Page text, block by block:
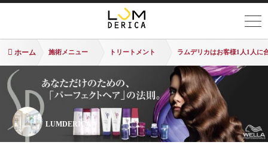
ホーム 施術メニュー トリートメント ラムデリカはお客様1人1人に
LUMDERICA